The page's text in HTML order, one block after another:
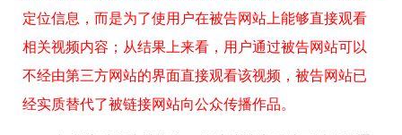
定位信息，而是为了使用户在被告网站上能够直接观看
相关视频内容；从结果上来看，用户通过被告网站可以
不经由第三方网站的界面直接观看该视频，被告网站已
经实质替代了被链接网站向公众传播作品。